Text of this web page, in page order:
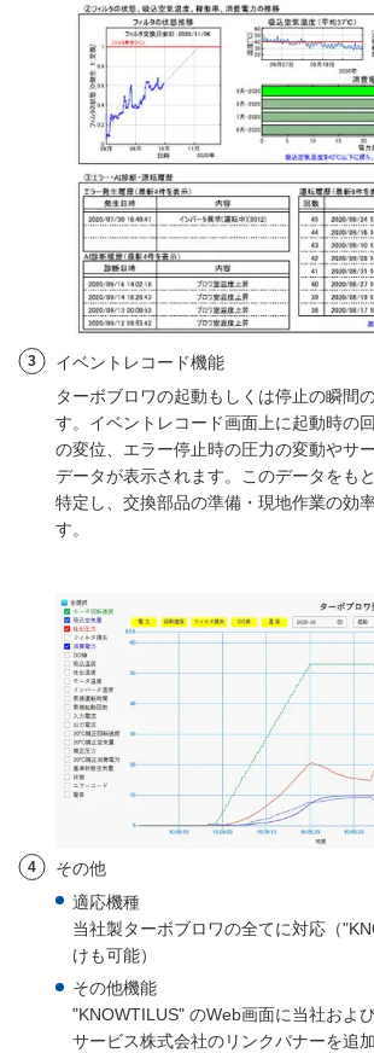
3
イベントレコード機能
ターボブロワの起動もしくは停止の瞬間
す。イベントレコード画面上に起動時の
の変位、エラー停止時の圧力の変動やサ
データが表示されます。このデータをも
特定し、交換部品の準備・現地作業の効
す。
4
その他
適応機種
当社製ターボブロワの全てに対応（
けも可能）
その他機能
"KNOWTILUS" のWeb画面に当社およ
サービス株式会社のリンクバナーを追加